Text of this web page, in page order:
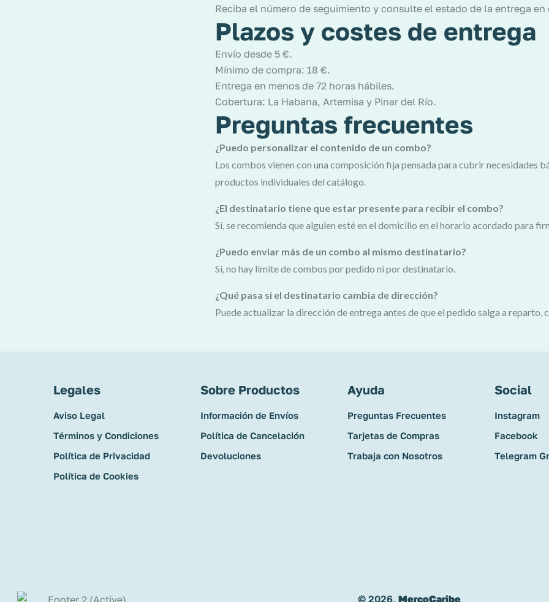
Reciba el número de seguimiento y consulte el estado de la entrega
Plazos y costes de entrega
Envío desde 5 €.
Mínimo de compra: 18 €.
Entrega en menos de 72 horas hábiles.
Cobertura: La Habana, Artemisa y Pinar del Río.
Preguntas frecuentes
¿Puedo personalizar el contenido de un combo?
Los combos vienen con una composición fija pensada para cubrir necesidades
productos individuales del catálogo.
¿El destinatario tiene que estar presente para recibir el combo?
Sí, se recomienda que alguien esté en el domicilio en el horario acordado para
¿Puedo enviar más de un combo al mismo destinatario?
Sí, no hay límite de combos por pedido ni por destinatario.
¿Qué pasa si el destinatario cambia de dirección?
Puede actualizar la dirección de entrega antes de que el pedido salga a
Legales
Aviso Legal
Términos y Condiciones
Política de Privacidad
Política de Cookies
Sobre Productos
Información de Envíos
Política de Cancelación
Devoluciones
Ayuda
Preguntas Frecuentes
Tarjetas de Compras
Trabaja con Nosotros
Social
Instagram
Facebook
Telegram
© 2026, MercoCaribe